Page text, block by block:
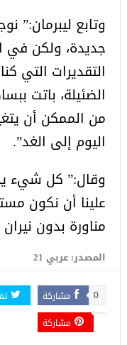
وتابع ليبرمان:”
جديدة، ولكن في
التقديرات التي
الضئيلة، باتت
من الممكن أن
اليوم إلى الغد”.
وقال:” كل شيء
علينا أن نكون
مناورة بدون
المصدر: عربي 21
مشاركة 0
مشاركة